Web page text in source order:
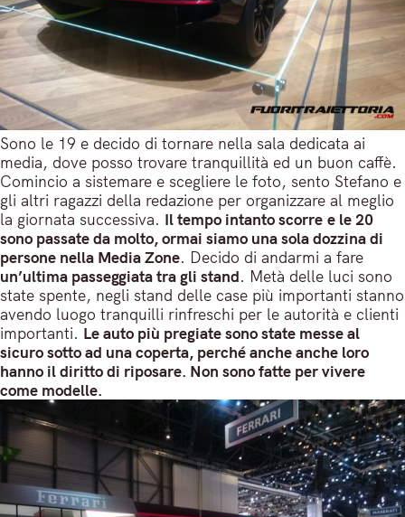
Sono le 19 e decido di tornare nella sala dedicata ai
media, dove posso trovare tranquillità ed un buon caffè.
Comincio a sistemare e scegliere le foto, sento Stefano e
gli altri ragazzi della redazione per organizzare al meglio
la giornata successiva. Il tempo intanto scorre e le 20
sono passate da molto, ormai siamo una sola dozzina di
persone nella Media Zone. Decido di andarmi a fare
un’ultima passeggiata tra gli stand. Metà delle luci sono
state spente, negli stand delle case più importanti stanno
avendo luogo tranquilli rinfreschi per le autorità e clienti
importanti. Le auto più pregiate sono state messe al
sicuro sotto ad una coperta, perché anche anche loro
hanno il diritto di riposare. Non sono fatte per vivere
come modelle.